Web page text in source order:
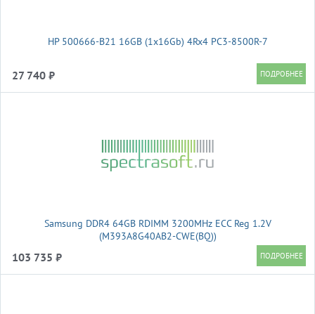
HP 500666-B21 16GB (1x16Gb) 4Rx4 PC3-8500R-7
27 740 ₽
Samsung DDR4 64GB RDIMM 3200MHz ECC Reg 1.2V
(M393A8G40AB2-CWE(BQ))
103 735 ₽